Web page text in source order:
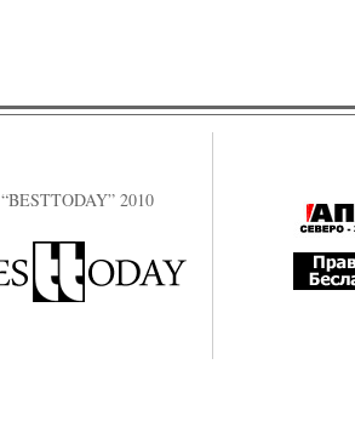
“BESTTODAY” 2010